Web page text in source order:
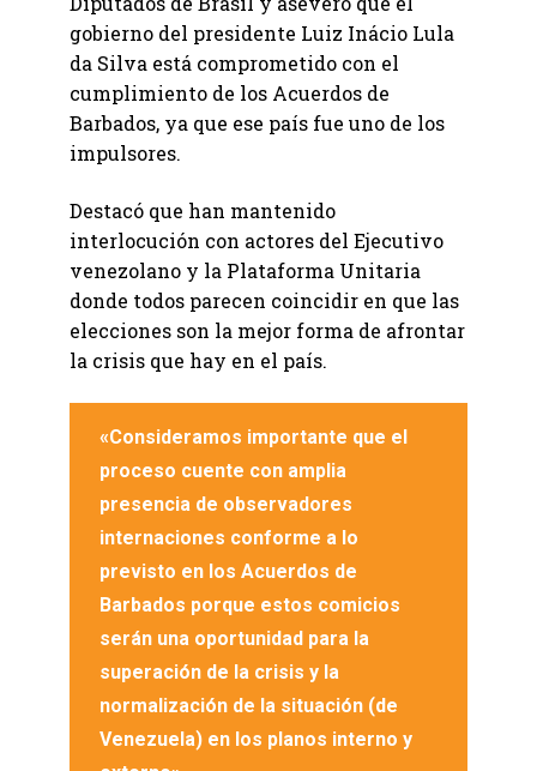
gobierno del presidente Luiz Inácio Lula
da Silva está comprometido con el
cumplimiento de los Acuerdos de
Barbados, ya que ese país fue uno de los
impulsores.
Destacó que han mantenido
interlocución con actores del Ejecutivo
venezolano y la Plataforma Unitaria
donde todos parecen coincidir en que las
elecciones son la mejor forma de afrontar
la crisis que hay en el país.
«Consideramos importante que el
proceso cuente con amplia
presencia de observadores
internaciones conforme a lo
previsto en los Acuerdos de
Barbados porque estos comicios
serán una oportunidad para la
superación de la crisis y la
normalización de la situación (de
Venezuela) en los planos interno y